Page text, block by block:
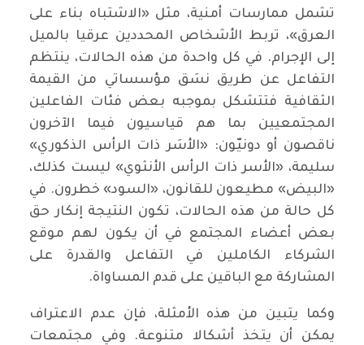
تشمل ممارسات أمنية، مثل «الاشتباه بناء على
العرق»، تربط الأشخاص المحددين عرقيا بالميل
إلى الإجرام. في كل واحدة من هذه الحالات، ينتظم
التفاعل عن طريق نسَق مؤسساتي من القيمة
الثقافية فتتشكل بموجبه بعض فئات الفاعلين
المجتمعيين بما هم قياسيون فيما الآخرون
ناقصون أو دونيّون: «الأسَر ذات الرأس الذكوري»
سليمة، «الأسر ذات الرأس الأنثوي» ليست كذلك،
«البيض» مطيعون للقانون، «السود» خطرون. في
كل حالة من هذه الحالات، تكون النتيجة إنكار حق
بعض أعضاء المجتمع في أن يكون لهم موقع
الشركاء الكاملين في التفاعل والقدرة على
المشاركة مع الباقين على قدم المساواة.
وكما يتبين من هذه الأمثلة، فإن عدم الاعتراف
يمكن أن يتخذ أشكالا متنوعة. وفي مجتمعات